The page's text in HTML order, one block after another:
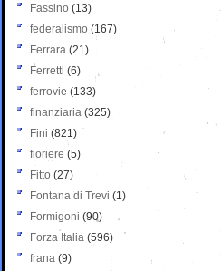
Fassino (13)
federalismo (167)
Ferrara (21)
Ferretti (6)
ferrovie (133)
finanziaria (325)
Fini (821)
fioriere (5)
Fitto (27)
Fontana di Trevi (1)
Formigoni (90)
Forza Italia (596)
frana (9)